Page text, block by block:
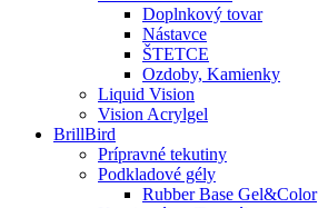
Doplnkový tovar
Nástavce
ŠTETCE
Ozdoby, Kamienky
Liquid Vision
Vision Acrylgel
BrillBird
Prípravné tekutiny
Podkladové gély
Rubber Base Gel&Color